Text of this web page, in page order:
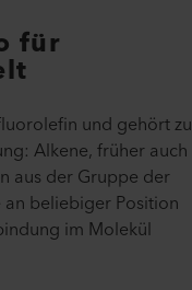
für
und gehört zu
Alkene, früher auch
aus der Gruppe der
beliebiger Position
im Molekül